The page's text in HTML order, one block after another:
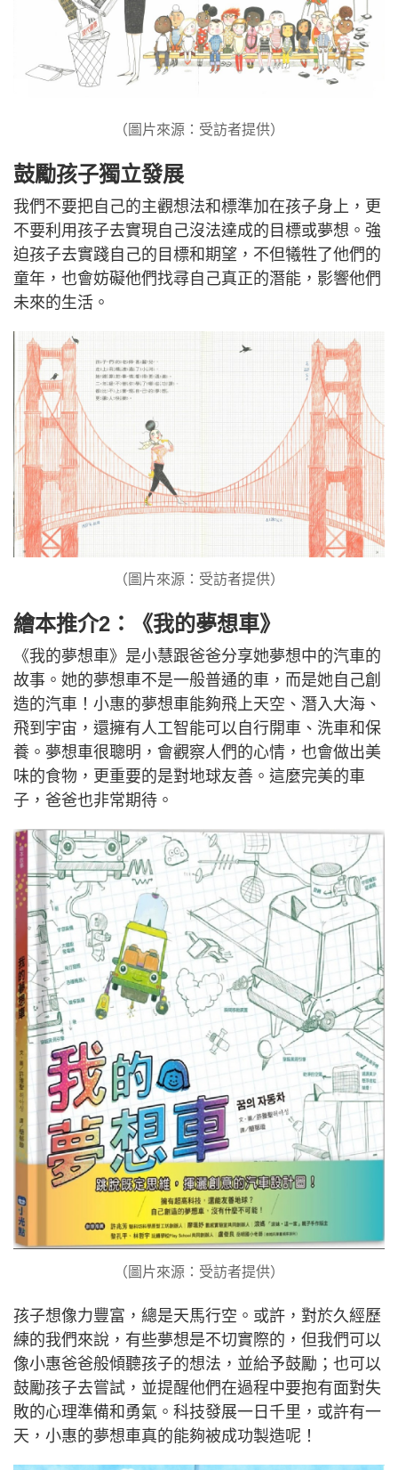
（圖片來源：受訪者提供）
鼓勵孩子獨立發展
我們不要把自己的主觀想法和標準加在孩子身上，更
不要利用孩子去實現自己沒法達成的目標或夢想。強
迫孩子去實踐自己的目標和期望，不但犧牲了他們的
童年，也會妨礙他們找尋自己真正的潛能，影響他們
未來的生活。
（圖片來源：受訪者提供）
繪本推介2：《我的夢想車》
《我的夢想車》是小慧跟爸爸分享她夢想中的汽車的
故事。她的夢想車不是一般普通的車，而是她自己創
造的汽車！小惠的夢想車能夠飛上天空、潛入大海、
飛到宇宙，還擁有人工智能可以自行開車、洗車和保
養。夢想車很聰明，會觀察人們的心情，也會做出美
味的食物，更重要的是對地球友善。這麼完美的車
子，爸爸也非常期待。
（圖片來源：受訪者提供）
孩子想像力豐富，總是天馬行空。或許，對於久經歷
練的我們來說，有些夢想是不切實際的，但我們可以
像小惠爸爸般傾聽孩子的想法，並給予鼓勵；也可以
鼓勵孩子去嘗試，並提醒他們在過程中要抱有面對失
敗的心理準備和勇氣。科技發展一日千里，或許有一
天，小惠的夢想車真的能夠被成功製造呢！